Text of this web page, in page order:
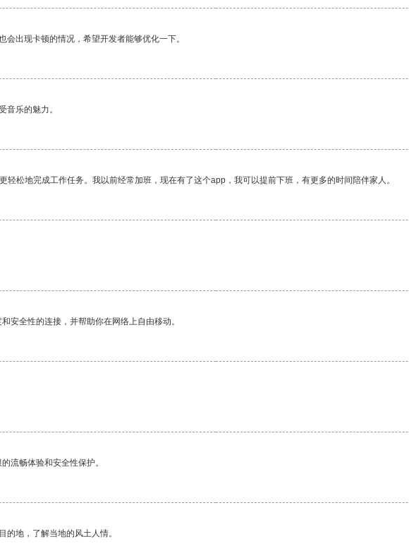
出现卡顿的情况，希望开发者能够优化一下。
音乐的魅力。
松地完成工作任务。我以前经常加班，现在有了这个app，我可以提前下班，有更多的时间陪伴家人。
安全性的连接，并帮助你在网络上自由移动。
流畅体验和安全性保护。
地，了解当地的风土人情。